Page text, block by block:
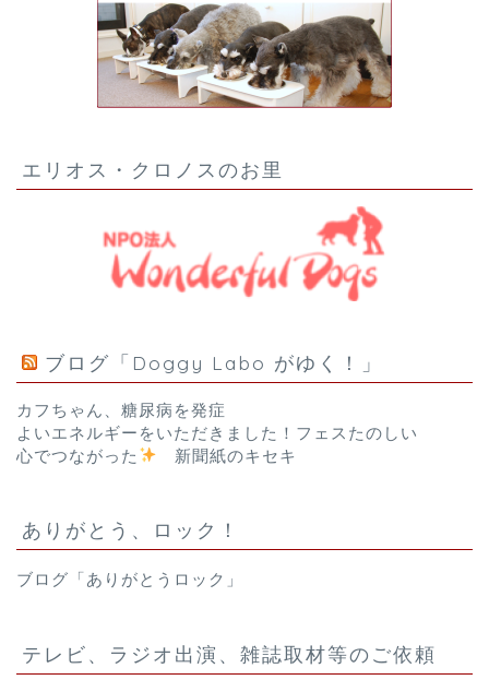
エリオス・クロノスのお里
ブログ「Doggy Labo がゆく！」
カフちゃん、糖尿病を発症
よいエネルギーをいただきました！フェスたのしい
心でつながった
新聞紙のキセキ
ありがとう、ロック！
ブログ「ありがとうロック」
テレビ、ラジオ出演、雑誌取材等のご依頼